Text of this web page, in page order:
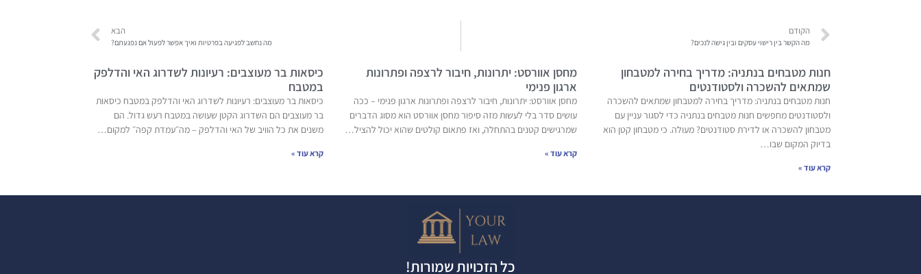
הקודם
מה הקשר בין רישוי עסקים ובין גישה לנכים?
הבא
מה נחשב לפגיעה בפרטיות ואיך אפשר לפעול אם נפגעתם?
חנות מטבחים בנתניה: מדריך בחירה למטבחון
שמתאים להשכרה ולסטודנטים
חנות מטבחים בנתניה: מדריך בחירה למטבחון שמתאים להשכרה
ולסטודנטים מחפשים חנות מטבחים בנתניה כדי לסגור עניין עם
מטבחון להשכרה או לדירת סטודנטים? מעולה. כי מטבחון קטן הוא
בדיוק המקום שבו…
קרא עוד »
מחסן אוורסט: יתרונות, חיבור לרצפה ופתרונות
ארגון פנימי
מחסן אוורסט: יתרונות, חיבור לרצפה ופתרונות ארגון פנימי – ככה
עושים סדר בלי לעשות מזה סיפור מחסן אוורסט הוא מסוג הדברים
שמרגישים קטנים בהתחלה, ואז פתאום קולטים שהוא יכול להציל…
קרא עוד »
כיסאות בר מעוצבים: רעיונות לשדרוג האי והדלפק
במטבח
כיסאות בר מעוצבים: רעיונות לשדרוג האי והדלפק במטבח כיסאות
בר מעוצבים הם השדרוג הקטן שעושה במטבח רעש גדול. הם
משנים את כל הוויב של האי והדלפק – מה״עמדת קפה״ למקום…
קרא עוד »
כל הזכויות שמורות!